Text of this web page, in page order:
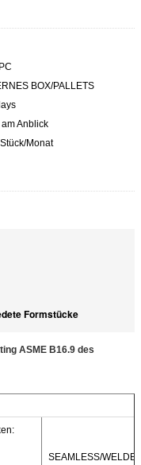
BOX/PALLETS
am Anblick
Monat
Formstücke
ASME B16.9 des
SEAMLESS/